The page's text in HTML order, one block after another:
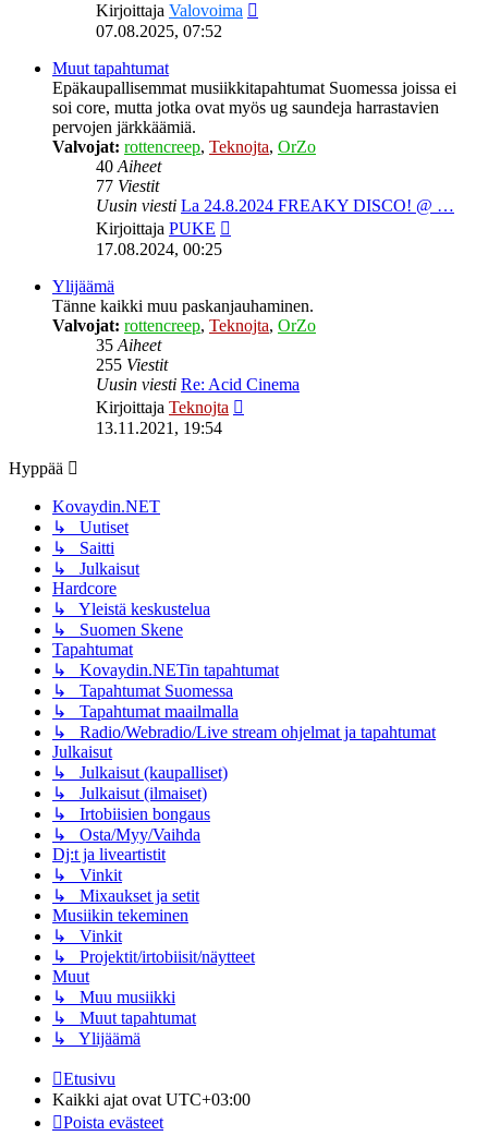
Kirjoittaja Valovoima
07.08.2025, 07:52
Muut tapahtumat
Epäkaupallisemmat musiikkitapahtumat Suomessa joissa ei
soi core, mutta jotka ovat myös ug saundeja harrastavien
pervojen järkkäämiä.
Valvojat: rottencreep, Teknojta, OrZo
40 Aiheet
77 Viestit
Uusin viesti La 24.8.2024 FREAKY DISCO! @ …
Kirjoittaja PUKE
17.08.2024, 00:25
Ylijäämä
Tänne kaikki muu paskanjauhaminen.
Valvojat: rottencreep, Teknojta, OrZo
35 Aiheet
255 Viestit
Uusin viesti Re: Acid Cinema
Kirjoittaja Teknojta
13.11.2021, 19:54
Hyppää
Kovaydin.NET
↳ Uutiset
↳ Saitti
↳ Julkaisut
Hardcore
↳ Yleistä keskustelua
↳ Suomen Skene
Tapahtumat
↳ Kovaydin.NETin tapahtumat
↳ Tapahtumat Suomessa
↳ Tapahtumat maailmalla
↳ Radio/Webradio/Live stream ohjelmat ja tapahtumat
Julkaisut
↳ Julkaisut (kaupalliset)
↳ Julkaisut (ilmaiset)
↳ Irtobiisien bongaus
↳ Osta/Myy/Vaihda
Dj:t ja liveartistit
↳ Vinkit
↳ Mixaukset ja setit
Musiikin tekeminen
↳ Vinkit
↳ Projektit/irtobiisit/näytteet
Muut
↳ Muu musiikki
↳ Muut tapahtumat
↳ Ylijäämä
Etusivu
Kaikki ajat ovat UTC+03:00
Poista evästeet